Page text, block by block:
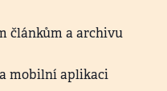
článkům a archivu
mobilní aplikaci